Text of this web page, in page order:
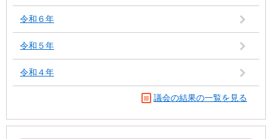
令和６年
令和５年
令和４年
議会の結果の一覧を見る